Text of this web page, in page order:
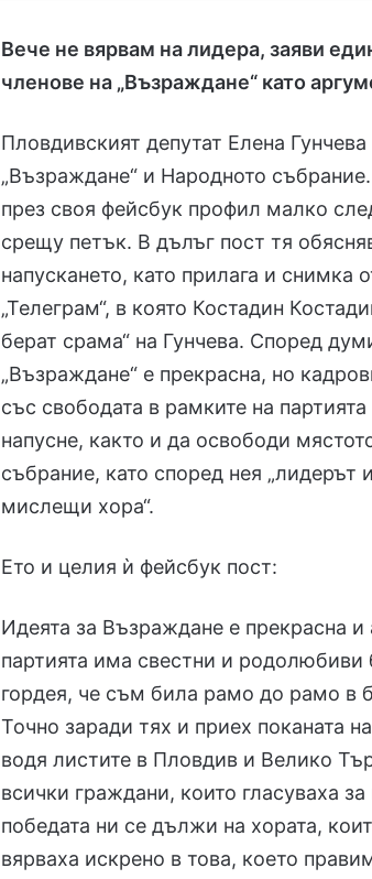
Вече не вярвам на лидера, заяви
членове на „Възраждане“ като
Пловдивският депутат Елена Гунчева
„Възраждане“ и Народното
през своя фейсбук профил малко
срещу петък. В дълъг пост тя
напускането, като прилага и снимка
„Телеграм“, в която Костадин
берат срама“ на Гунчева. Според
„Възраждане“ е прекрасна, но
със свободата в рамките на
напусне, както и да освободи
събрание, като според нея „лидерът
мислещи хора“.
Ето и целия ѝ фейсбук пост:
Идеята за Възраждане е прекрасна
партията има свестни и родолюбиви
гордея, че съм била рамо до рамо в
Точно заради тях и приех поканата
водя листите в Пловдив и Велико
всички граждани, които гласуваха
победата ни се дължи на хората,
вярваха искрено в това, което